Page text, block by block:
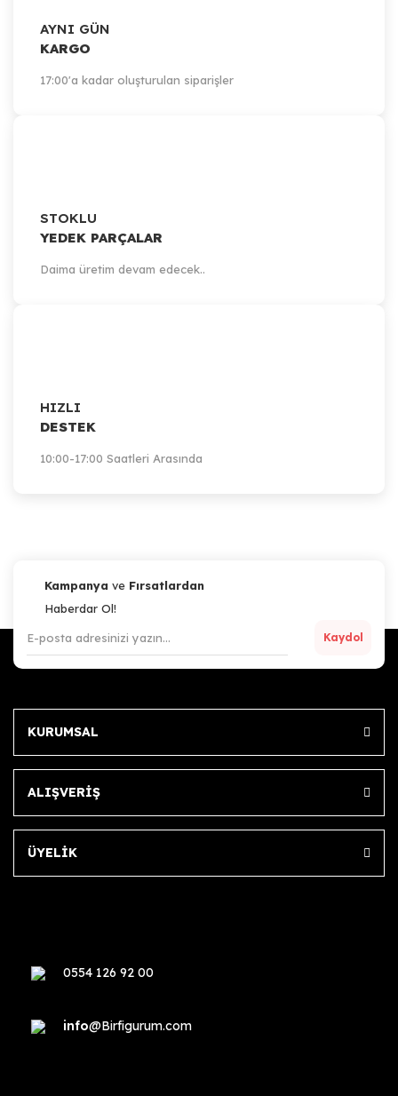
AYNI GÜN
KARGO
17:00'a kadar oluşturulan siparişler
STOKLU
YEDEK PARÇALAR
Daima üretim devam edecek..
HIZLI
DESTEK
10:00-17:00 Saatleri Arasında
Kampanya ve Fırsatlardan
Haberdar Ol!
Kaydol
KURUMSAL
ALIŞVERİŞ
ÜYELİK
0554 126 92 00
info@Birfigurum.com